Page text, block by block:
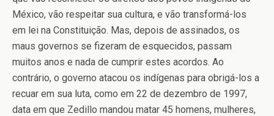
México, vão respeitar sua cultura, e vão transformá-los
em lei na Constituição. Mas, depois de assinados, os
maus governos se fizeram de esquecidos, passam
muitos anos e nada de cumprir estes acordos. Ao
contrário, o governo atacou os indígenas para obrigá-los a
recuar em sua luta, como em 22 de dezembro de 1997,
data em que Zedillo mandou matar 45 homens, mulheres,